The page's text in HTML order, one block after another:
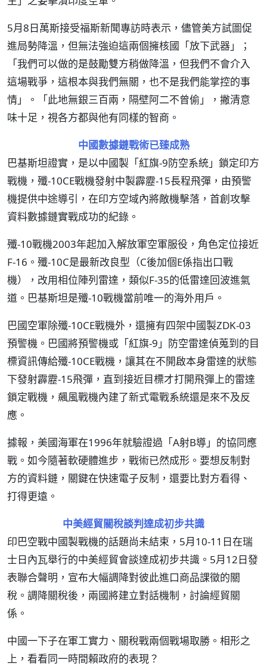
5月8日萬斯接受福斯新聞專訪時表示，儘管美方試圖促
進局勢降溫，但無法強迫這兩個擁核國「放下武器」；
「我們可以做的是鼓勵雙方稍做降溫，但我們不會介入
這場戰爭，這根本與我們無關，也不是我們能掌控的事
情」。「此地無銀三百兩，隔壁阿二不曾偷」，撇清意
味十足，視各方都與他有同樣的智商。
中國數據鏈戰術已臻成熟
巴基斯坦證實，是以中國製「紅旗-9防空系統」鎖定印方
戰機，殲-10CE戰機發射中製霹靂-15長程飛彈，由預警
機提供中途導引，在印方空域內將敵機擊落，首創攻擊
資料數據鏈實戰成功的紀錄。
殲-10戰機2003年起加入解放軍空軍服役，角色定位接近
F-16。殲-10C是最新改良型（C後加個E係指出口戰
機），改用相位陣列雷達，類似F-35的低雷達回波進氣
道。巴基斯坦是殲-10戰機當前唯一的海外用戶。
巴國空軍除殲-10CE戰機外，還擁有四架中國製ZDK-03
預警機。巴國將預警機或「紅旗-9」防空雷達偵蒐到的目
標資訊傳給殲-10CE戰機，讓其在不開啟本身雷達的狀態
下發射霹靂-15飛彈，直到接近目標才打開飛彈上的雷達
鎖定戰機，飆風戰機內建了新式電戰系統還是來不及反
應。
據報，美國海軍在1996年就驗證過「A射B導」的協同應
戰。如今隨著軟硬體進步，戰術已然成形。要想反制對
方的資料鏈，關鍵在快速電子反制，還要比對方看得、
打得更遠。
中美經貿關稅談判達成初步共識
印巴空戰中國製戰機的話題尚未結束，5月10-11日在瑞
士日內瓦舉行的中美經貿會談達成初步共識。5月12日發
表聯合聲明，宣布大幅調降對彼此進口商品課徵的關
稅。調降關稅後，兩國將建立對話機制，討論經貿關
係。
中國一下子在軍工實力、關稅戰兩個戰場取勝。相形之
上，看看同一時間賴政府的表現？